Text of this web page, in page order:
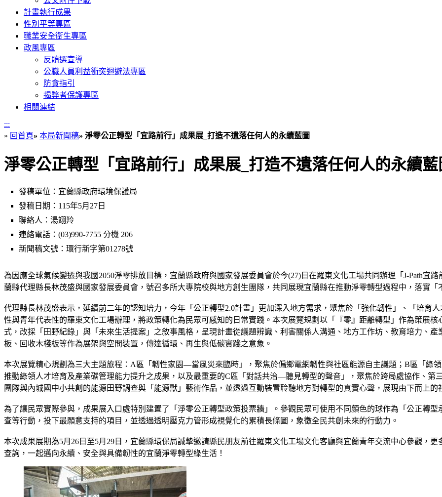
計畫執行成果
性別平等專區
職業安全衛生專區
政風專區
反賄選宣導
公職人員利益衝突迴避法專區
防貪指引
揭弊者保護專區
相關連結
:::
» 回首頁» 本局新聞稿» 淨零公正轉型「宜路前行」成果展_打造不遺落任何人的永續藍圖
淨零公正轉型「宜路前行」成果展_打造不遺落任何人的永續藍
發稿單位：宜蘭縣政府環境保護局
發稿日期：115年5月27日
聯絡人：湯翊羚
連絡電話：(03)990-7755 分機 206
新聞稿文號：環行新字第01278號
為因應全球氣候變遷與我國2050淨零排放目標，宜蘭縣政府與國家發展委員會於今(27)日在羅東文化工場共同辦理「J-Path宜
蘭縣代理縣長林茂盛與國家發展委員會，號召多所大專院校與地方創生團隊，共同展現宜蘭縣在推動淨零轉型過程中，落實
代理縣長林茂盛表示，延續前二年的認知培力，今年「公正轉型2.0計畫」更加深入地方需求，聚焦於「強化韌性」、「培育
性與青年代表性的羅東文化工場辦理，將政策轉化為民眾可感知的日常實踐。本次展覽規劃以「『零』距離轉型」作為策展
式，改採「田野紀錄」與「未來生活提案」之敘事風格，呈現計畫從議題辨識、利害關係人溝通、地方工作坊、教育培力、
板、回收木棧板等作為展架與空間裝置，傳達循環、再生與低碳實踐之意象。
本次展覽精心規劃為三大主題旅程：A區「韌性家園—當風災來臨時」，聚焦於偏鄉電網韌性與社區能源自主議題；B區「綠
推動綠領人才培育及產業碳管理能力提升之成果，以及最重要的C區「對話共治—聽見轉型的聲音」，聚焦於跨局處協作、第
團隊與內城國中小共創的能源田野調查與「能源獸」藝術作品，並透過互動裝置聆聽地方對轉型的真實心聲，展現由下而上的
為了讓民眾實際參與，成果展入口處特別建置了「淨零公正轉型政策投票牆」。參觀民眾可使用不同顏色的球作為「公正轉
查等行動，投下最願意支持的項目，並透過透明壓克力管形成視覺化的累積長條圖，象徵全民共創未來的行動力。
本次成果展期為5月26日至5月29日，宜蘭縣環保局誠摯邀請縣民朋友前往羅東文化工場文化客廳與宜蘭青年交流中心參觀，
查詢，一起邁向永續、安全與具備韌性的宜蘭淨零轉型綠生活！